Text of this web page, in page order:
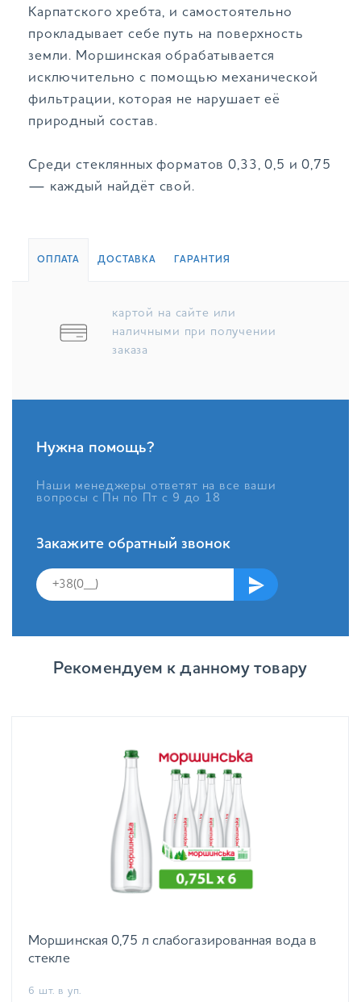
Карпатского хребта, и самостоятельно
прокладывает себе путь на поверхность
земли. Моршинская обрабатывается
исключительно с помощью механической
фильтрации, которая не нарушает её
природный состав.
Среди стеклянных форматов 0,33, 0,5 и 0,75
— каждый найдёт свой.
ОПЛАТА ДОСТАВКА ГАРАНТИЯ
картой на сайте или
наличными при получении
заказа
Нужна помощь?
Наши менеджеры ответят на все ваши
вопросы с Пн по Пт с 9 до 18
Закажите обратный звонок
Рекомендуем к данному товару
Моршинская 0,75 л слабогазированная вода в
стекле
6 шт. в уп.